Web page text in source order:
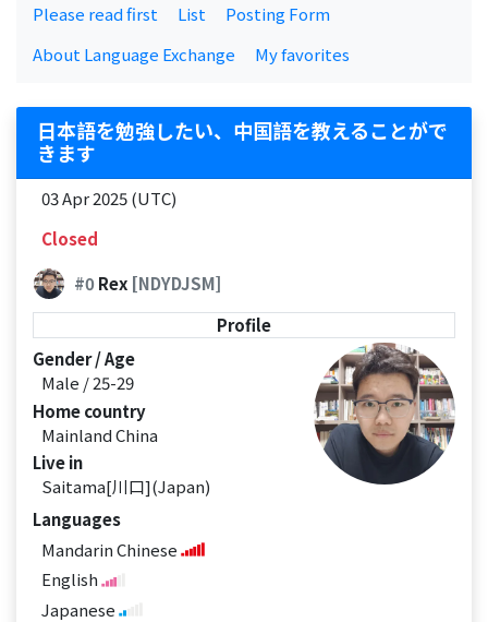
Please read first List
Posting Form
About Language Exchange
My favorites
日本語を勉強したい、中国語を教えることがで
きます
03 Apr 2025 (UTC)
Closed
#0Rex [NDYDJSM]
Profile
Gender / Age
Male / 25-29
Home country
Mainland China
Live in
Saitama[川口](Japan)
Languages
Mandarin Chinese
English
Japanese